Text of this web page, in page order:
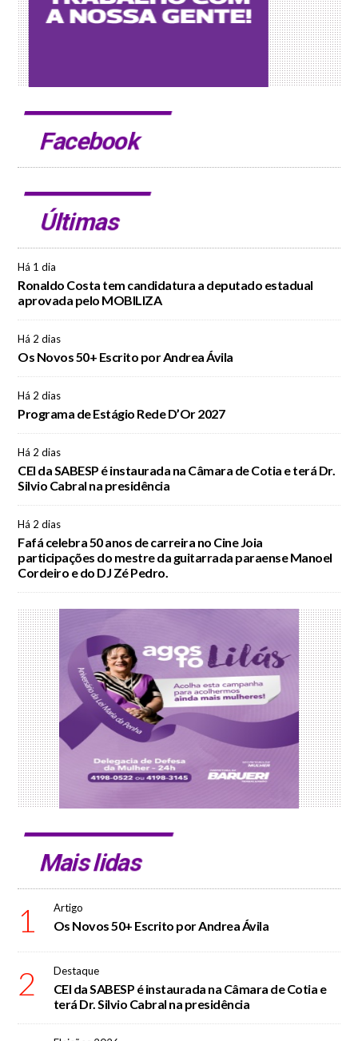
Facebook
Últimas
Há 1 dia
Ronaldo Costa tem candidatura a deputado estadual
aprovada pelo MOBILIZA
Há 2 dias
Os Novos 50+ Escrito por Andrea Ávila
Há 2 dias
Programa de Estágio Rede D’Or 2027
Há 2 dias
CEI da SABESP é instaurada na Câmara de Cotia e terá Dr.
Silvio Cabral na presidência
Há 2 dias
Fafá celebra 50 anos de carreira no Cine Joia
participações do mestre da guitarrada paraense Manoel
Cordeiro e do DJ Zé Pedro.
Mais lidas
1 Artigo
Os Novos 50+ Escrito por Andrea Ávila
2 Destaque
CEI da SABESP é instaurada na Câmara de Cotia e
terá Dr. Silvio Cabral na presidência